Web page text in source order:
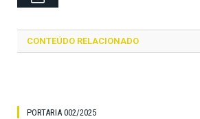
CONTEÚDO RELACIONADO
PORTARIA 002/2025